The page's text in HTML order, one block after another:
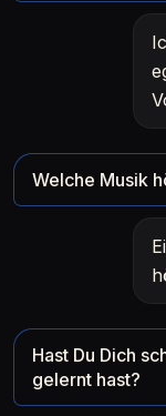
Welche Musik
Hast Du Dich
gelernt hast?